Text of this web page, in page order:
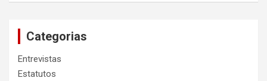
Categorias
Entrevistas
Estatutos